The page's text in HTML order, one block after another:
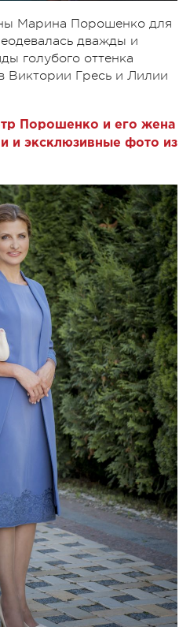
Марина Порошенко для
дважды и
голубого оттенка
Виктории Гресь и Лилии
Порошенко и его жена
и эксклюзивные фото из